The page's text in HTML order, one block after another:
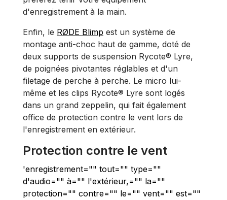
d'enregistrement à la main.
Enfin, le RØDE Blimp est un système de
montage anti-choc haut de gamme, doté de
deux supports de suspension Rycote® Lyre,
de poignées pivotantes réglables et d'un
filetage de perche à perche. Le micro lui-
même et les clips Rycote® Lyre sont logés
dans un grand zeppelin, qui fait également
office de protection contre le vent lors de
l'enregistrement en extérieur.
Protection contre le vent
'enregistrement="" tout="" type=""
d'audio="" à="" l'extérieur,="" la=""
protection="" contre="" le="" vent="" est=""